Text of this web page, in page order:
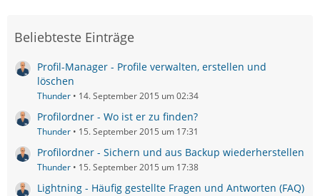
Beliebteste Einträge
Profil-Manager - Profile verwalten, erstellen und
löschen
Thunder 14. September 2015 um 02:34
Profilordner - Wo ist er zu finden?
Thunder 15. September 2015 um 17:31
Profilordner - Sichern und aus Backup wiederherstellen
Thunder 15. September 2015 um 17:38
Lightning - Häufig gestellte Fragen und Antworten (FAQ)